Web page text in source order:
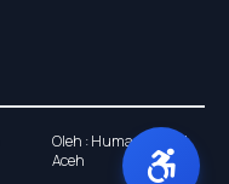
Oleh : Humas Kanwil
Aceh